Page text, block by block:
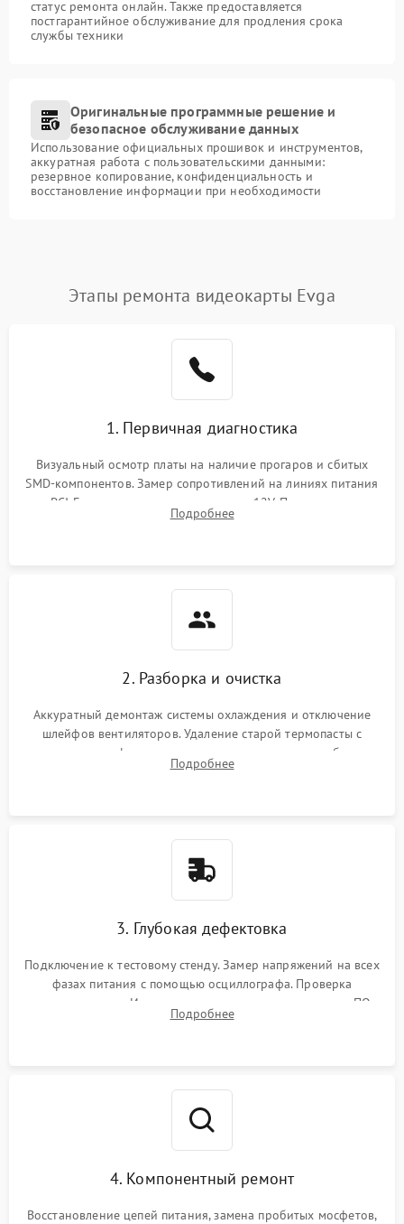
статус ремонта онлайн. Также предоставляется
постгарантийное обслуживание для продления срока
службы техники
Оригинальные программные решение и
безопасное обслуживание данных
Использование официальных прошивок и инструментов,
аккуратная работа с пользовательскими данными:
резервное копирование, конфиденциальность и
восстановление информации при необходимости
Этапы ремонта видеокарты Evga
1. Первичная диагностика
Визуальный осмотр платы на наличие прогаров и сбитых
SMD-компонентов. Замер сопротивлений на линиях питания
PCI-E и дополнительных разъемах 12V. Проверка на
короткое замыкание основных дросселей питания GPU и
Подробнее
2. Разборка и очистка
Аккуратный демонтаж системы охлаждения и отключение
шлейфов вентиляторов. Удаление старой термопасты с
кристалла графического чипа и термопрокладок с банок
памяти и зоны VRM. Очистка платы от пыли и окислов.
Подробнее
3. Глубокая дефектовка
Подключение к тестовому стенду. Замер напряжений на всех
фазах питания с помощью осциллографа. Проверка
инициализации. Использование специализированного ПО
MATS
Подробнее
4. Компонентный ремонт
Восстановление цепей питания, замена пробитых мосфетов,